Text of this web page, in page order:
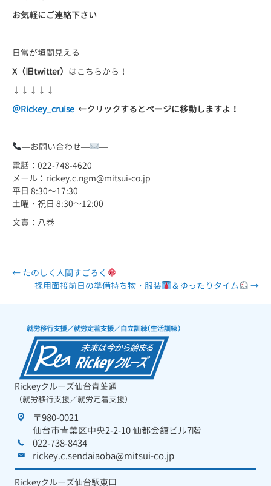
お気軽にご連絡下さい
日常が垣間見える
X（旧twitter） はこちらから！
↓↓↓↓↓
＠Rickey_cruise ←クリックするとページに移動しますよ！
—お問い合わせ—
—
電話：022-748-4620
メール：rickey.c.ngm@mitsui-co.jp
平日 8:30～17:30
土曜・祝日 8:30～12:00
文責：八巻
← たのしく人間すごろく
採用面接前日の準備持ち物・服装
＆ゆったりタイム →
Rickeyクルーズ仙台青葉通
（就労移行支援／就労定着支援）
〒980-0021
仙台市青葉区中央2-2-10 仙都会舘ビル7階
022-738-8434
rickey.c.sendaiaoba@mitsui-co.jp
Rickeyクルーズ仙台駅東口